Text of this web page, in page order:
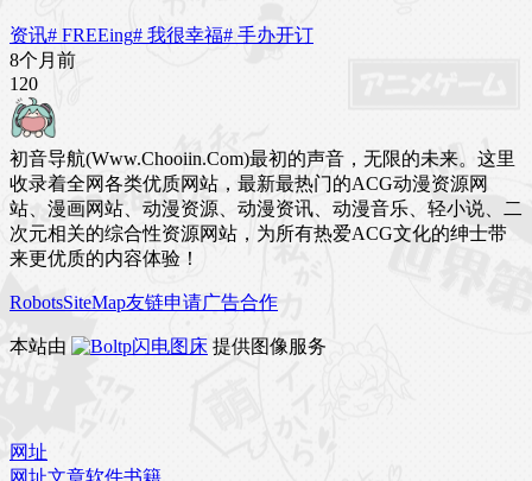
资讯# FREEing# 我很幸福# 手办开订
8个月前
120
初音导航(Www.Chooiin.Com)最初的声音，无限的未来。这里
收录着全网各类优质网站，最新最热门的ACG动漫资源网
站、漫画网站、动漫资源、动漫资讯、动漫音乐、轻小说、二
次元相关的综合性资源网站，为所有热爱ACG文化的绅士带
来更优质的内容体验！
RobotsSiteMap友链申请广告合作
本站由 闪电图床 提供图像服务
网址
网址文章软件书籍